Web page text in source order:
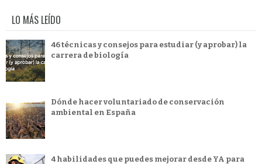
LO MÁS LEÍDO
46 técnicas y consejos para estudiar (y aprobar) la
carrera de biología
Dónde hacer voluntariado de conservación
ambiental en España
4 habilidades que puedes mejorar desde YA para